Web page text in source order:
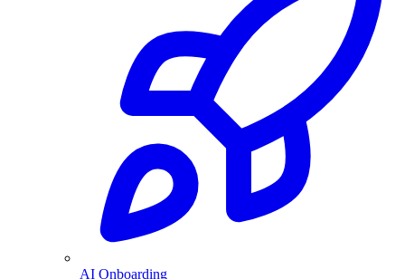
AI Onboarding